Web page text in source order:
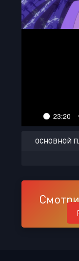
ОСНОВНОЙ